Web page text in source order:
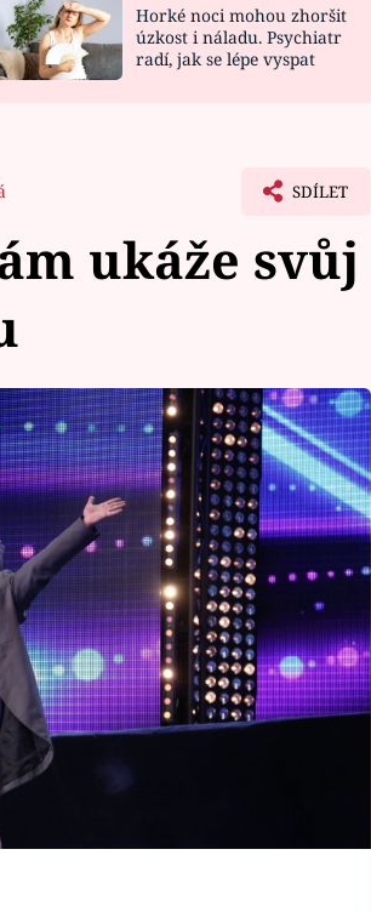
NOVINKY
VIDEORECEPTY
Horké noci mohou zhoršit
úzkost i náladu. Psychiatr
radí, jak se lépe vyspat
SDÍLET
ukáže svůj